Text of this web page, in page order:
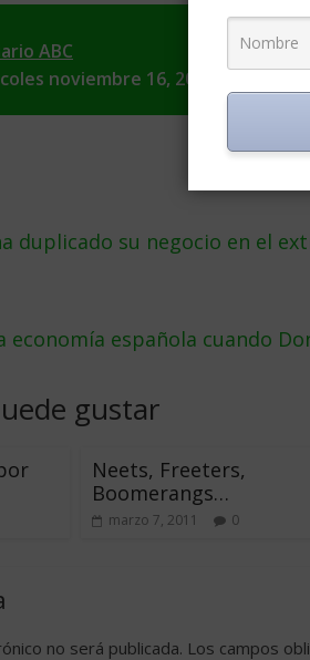
ABC
noviembre 16, 2016
duplicado su negocio en el
economía española cuando
gustar
Neets, Freeters,
Boomerangs…
marzo 7, 2011 0
no será publicada. Los campos